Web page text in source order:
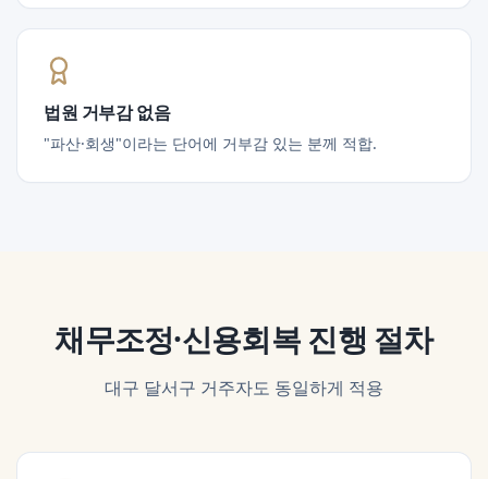
법원 거부감 없음
"파산·회생"이라는 단어에 거부감 있는 분께 적합.
채무조정·신용회복진행 절차
대구 달서구 거주자도 동일하게 적용